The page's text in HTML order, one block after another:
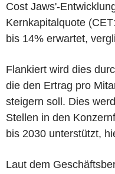
Cost Jaws'-
Kernkapitalquote
bis 14% erwartet,
Flankiert wird dies
die den Ertrag pro
steigern soll. Dies
Stellen in den
bis 2030 unterstützt,
Laut dem